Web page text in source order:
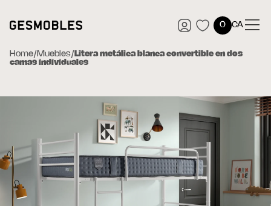
0 CA
Home/ Muebles/ Litera metálica blanca convertible en dos
camas individuales